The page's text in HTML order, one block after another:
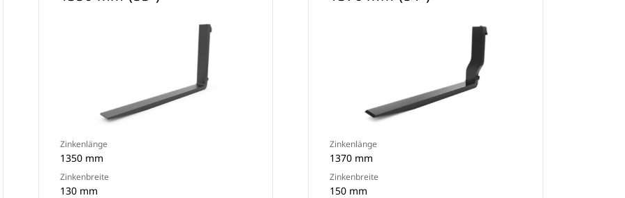
Zinkenlänge
1350 mm
Zinkenbreite
130 mm
Zinkenlänge
1370 mm
Zinkenbreite
150 mm